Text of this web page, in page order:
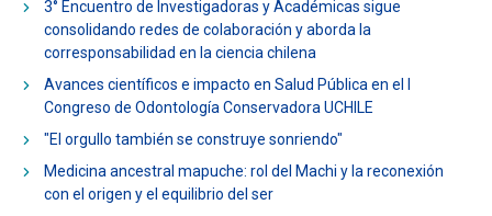
3° Encuentro de Investigadoras y Académicas sigue
consolidando redes de colaboración y aborda la
corresponsabilidad en la ciencia chilena
Avances científicos e impacto en Salud Pública en el I
Congreso de Odontología Conservadora UCHILE
"El orgullo también se construye sonriendo"
Medicina ancestral mapuche: rol del Machi y la reconexión
con el origen y el equilibrio del ser